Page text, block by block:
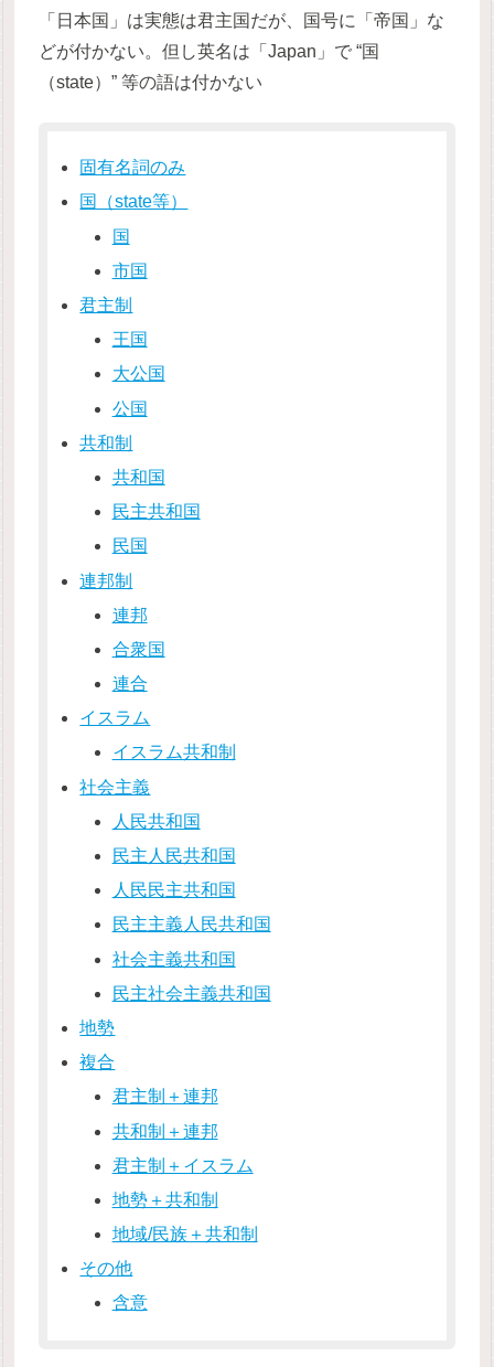
「日本国」は実態は君主国だが、国号に「帝国」な
どが付かない。但し英名は「Japan」で “国
（state）” 等の語は付かない
固有名詞のみ
国（state等）
国
市国
君主制
王国
大公国
公国
共和制
共和国
民主共和国
民国
連邦制
連邦
合衆国
連合
イスラム
イスラム共和制
社会主義
人民共和国
民主人民共和国
人民民主共和国
民主主義人民共和国
社会主義共和国
民主社会主義共和国
地勢
複合
君主制＋連邦
共和制＋連邦
君主制＋イスラム
地勢＋共和制
地域/民族＋共和制
その他
含意